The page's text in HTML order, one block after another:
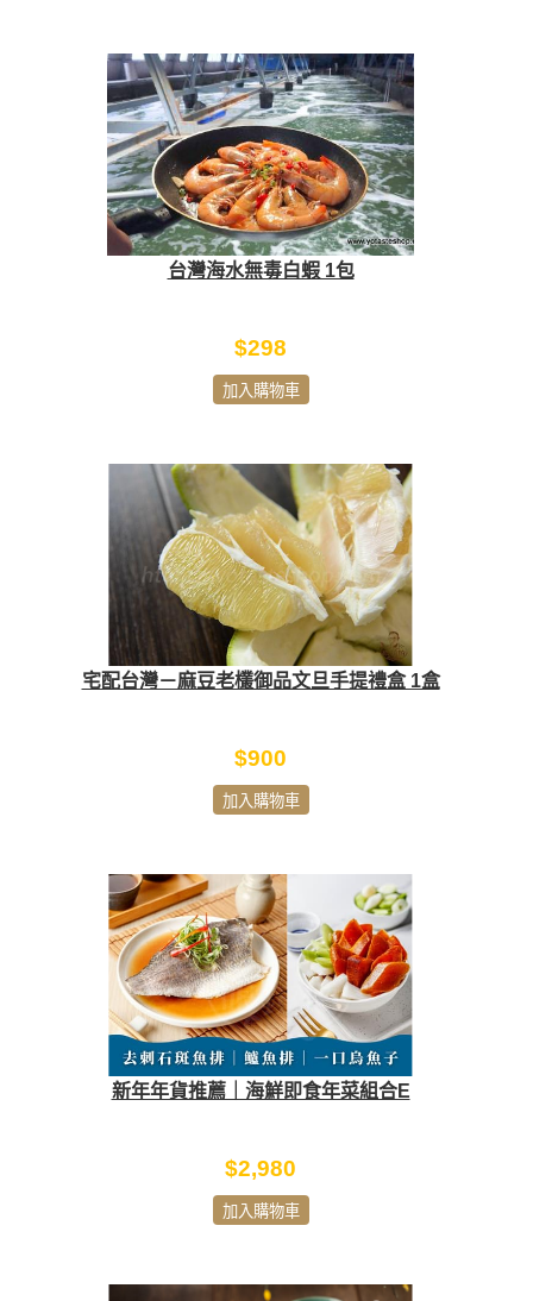
台灣海水無毒白蝦 1包
$298
加入購物車
宅配台灣－麻豆老欉御品文旦手提禮盒 1盒
$900
加入購物車
新年年貨推薦｜海鮮即食年菜組合E
$2,980
加入購物車